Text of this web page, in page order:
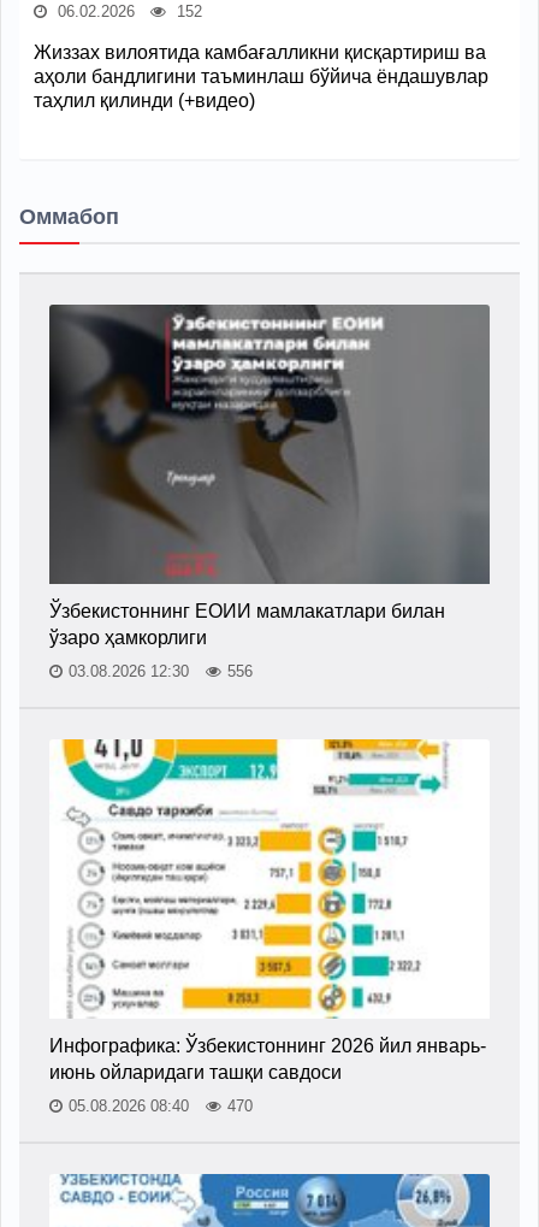
06.02.2026 152
Жиззах вилоятида камбағалликни қисқартириш ва
аҳоли бандлигини таъминлаш бўйича ёндашувлар
таҳлил қилинди (+видео)
Оммабоп
Ўзбекистоннинг ЕОИИ мамлакатлари билан
ўзаро ҳамкорлиги
03.08.2026 12:30 556
Инфографика: Ўзбекистоннинг 2026 йил январь-
июнь ойларидаги ташқи савдоси
05.08.2026 08:40 470